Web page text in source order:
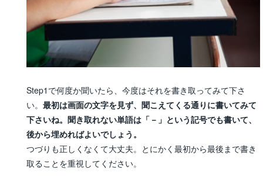
Step1で何度か聞いたら、今度はそれを書き取ってみて下さ
い。 最初は画面の文字を見ず、聞こえてくる通りに書いてみて
下さいね。聞き取れない単語は「－」という記号でも書いて、
後から埋めればよいでしょう。
つづりも正しくなくて大丈夫。とにかく最初から最後まで書き
取ることを重視してください。